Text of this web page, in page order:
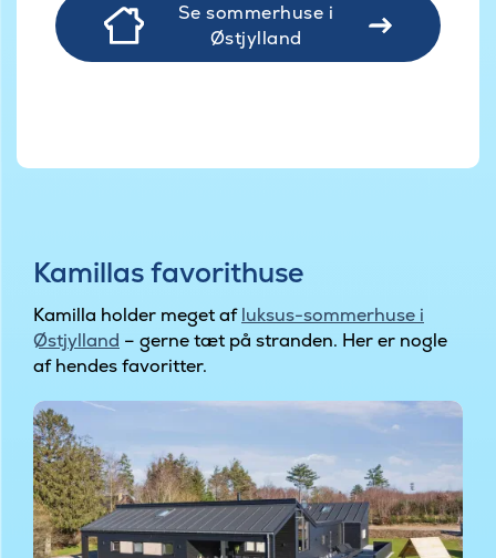
Se sommerhuse i
Østjylland
Kamillas favorithuse
Kamilla holder meget afluksus-sommerhuse i
Østjylland – gerne tæt på stranden. Her er nogle
af hendes favoritter.